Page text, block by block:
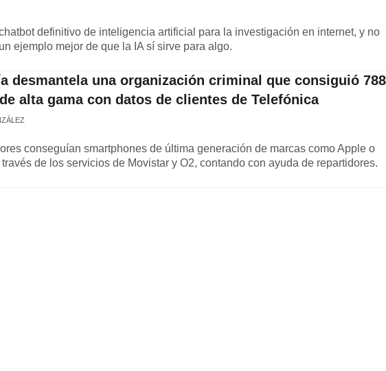
definitivo de inteligencia artificial para la investigación en internet, y no
ejemplo mejor de que la IA sí sirve para algo.
desmantela una organización criminal que consiguió 788
alta gama con datos de clientes de Telefónica
conseguían smartphones de última generación de marcas como Apple o
de los servicios de Movistar y O2, contando con ayuda de repartidores.